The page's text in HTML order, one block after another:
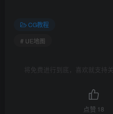
CG教程
# UE地图
将免费进行到底，喜欢就支持
点赞 18